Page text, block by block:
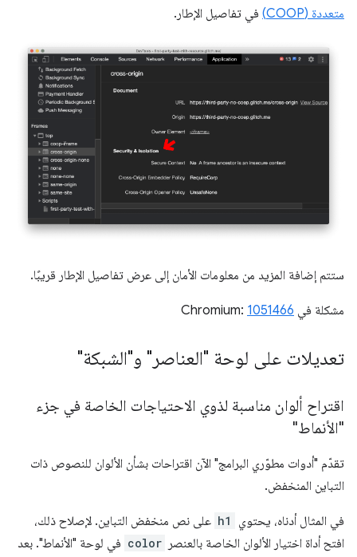
متعددة (COOP)
في تفاصيل الإطار.
ستتم إضافة المزيد من معلومات الأمان إلى عرض تفاصيل الإطار قريبًا.
مشكلة في Chromium: 1051466
تعديلات على لوحة "العناصر" و"الشبكة"
اقتراح ألوان مناسبة لذوي الاحتياجات الخاصة في جزء
"الأنماط"
تقدّم "أدوات مطوّري البرامج" الآن اقتراحات بشأن الألوان للنصوص ذات
التباين المنخفض.
في المثال أدناه، يحتوي h1 على نص منخفض التباين. لإصلاح ذلك،
افتح أداة اختيار الألوان الخاصة بالعنصر color في لوحة "الأنماط". بعد